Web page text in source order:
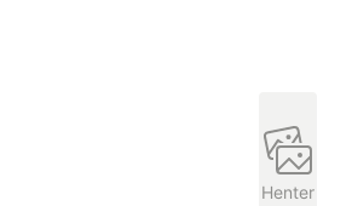
Henter